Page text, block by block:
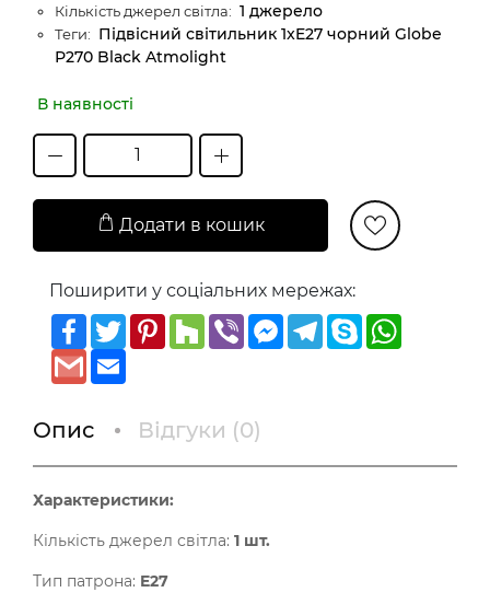
Кількість джерел світла: 1 джерело
Теги: Підвісний світильник 1xE27 чорний Globe
Р270 Black Atmolight
В наявності
Додати в кошик
Поширити у соціальних мережах:
Facebook
TwitterPinterest
HouzzViberMessenger
Telegram
Skype
Gmail
Опис Відгуки (0)
Характеристики:
Кількість джерел світла: 1 шт.
Тип патрона: E27